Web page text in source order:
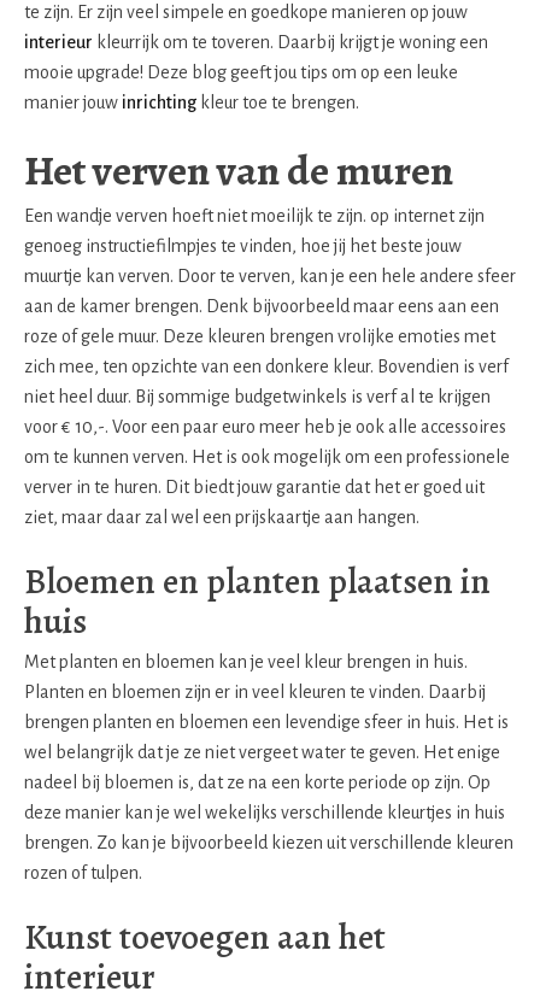
te zijn. Er zijn veel simpele en goedkope manieren op jouw
interieur kleurrijk om te toveren. Daarbij krijgt je woning een
mooie upgrade! Deze blog geeft jou tips om op een leuke
manier jouw inrichting kleur toe te brengen.
Het verven van de muren
Een wandje verven hoeft niet moeilijk te zijn. op internet zijn
genoeg instructiefilmpjes te vinden, hoe jij het beste jouw
muurtje kan verven. Door te verven, kan je een hele andere sfeer
aan de kamer brengen. Denk bijvoorbeeld maar eens aan een
roze of gele muur. Deze kleuren brengen vrolijke emoties met
zich mee, ten opzichte van een donkere kleur. Bovendien is verf
niet heel duur. Bij sommige budgetwinkels is verf al te krijgen
voor € 10,-. Voor een paar euro meer heb je ook alle accessoires
om te kunnen verven. Het is ook mogelijk om een professionele
verver in te huren. Dit biedt jouw garantie dat het er goed uit
ziet, maar daar zal wel een prijskaartje aan hangen.
Bloemen en planten plaatsen in
huis
Met planten en bloemen kan je veel kleur brengen in huis.
Planten en bloemen zijn er in veel kleuren te vinden. Daarbij
brengen planten en bloemen een levendige sfeer in huis. Het is
wel belangrijk dat je ze niet vergeet water te geven. Het enige
nadeel bij bloemen is, dat ze na een korte periode op zijn. Op
deze manier kan je wel wekelijks verschillende kleurtjes in huis
brengen. Zo kan je bijvoorbeeld kiezen uit verschillende kleuren
rozen of tulpen.
Kunst toevoegen aan het
interieur